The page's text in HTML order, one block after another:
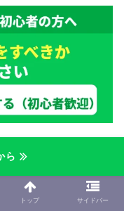
ープは出金できな
ら
トップ サイドバー